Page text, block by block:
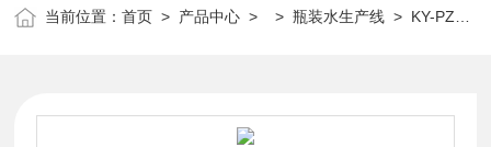
当前位置：首页 > 产品中心 > >瓶装水生产线 > KY-PZS张家港中小型瓶装水生产线设备